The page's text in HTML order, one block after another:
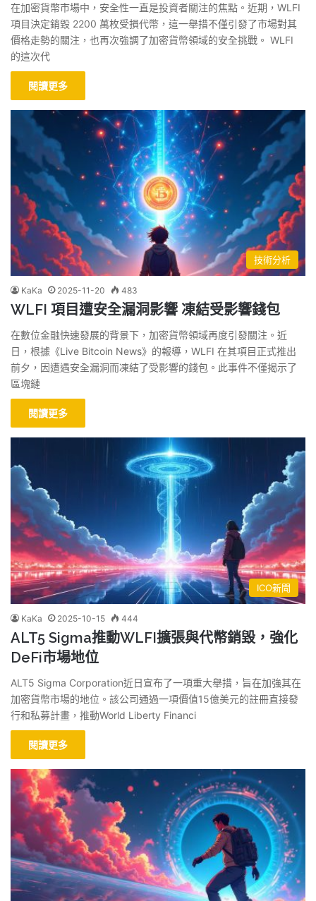
在加密貨幣市場中，安全性一直是投資者關注的焦點。近期，WLFI
項目決定銷毀 2200 萬枚受損代幣，這一舉措不僅引發了市場對其
價格走勢的關注，也再次強調了加密貨幣領域的安全挑戰。 WLFI
的這次代
閱讀更多
技術分析
KaKa 2025-11-20 483
WLFI 項目遭安全漏洞影響 凍結受影響錢包
在數位金融快速發展的背景下，加密貨幣領域再度引發關注。近
日，根據《Live Bitcoin News》的報導，WLFI 在其項目正式推出
前夕，因遭遇安全漏洞而凍結了受影響的錢包。此事件不僅揭示了
區塊鏈
閱讀更多
ICO新聞
KaKa 2025-10-15 444
ALT5 Sigma推動WLFI擴張與代幣銷毀，強化
DeFi市場地位
ALT5 Sigma Corporation近日宣布了一項重大舉措，旨在加強其在
加密貨幣市場的地位。該公司通過一項價值15億美元的註冊直接發
行和私募計畫，推動World Liberty Financi
閱讀更多